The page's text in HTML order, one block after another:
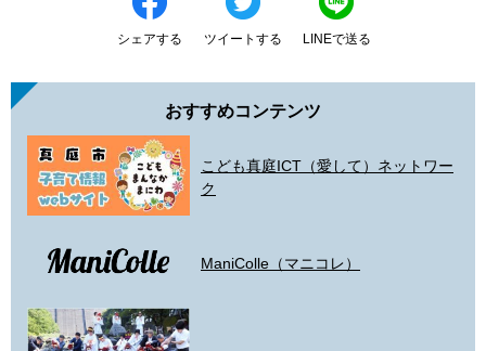
シェアする ツイートする LINEで送る
おすすめコンテンツ
こども真庭ICT（愛して）ネットワー
ク
ManiColle（マニコレ）